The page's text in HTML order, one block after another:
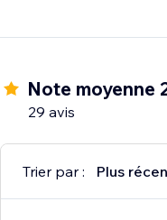
Note moyenne
29 avis
Trier par : Plus